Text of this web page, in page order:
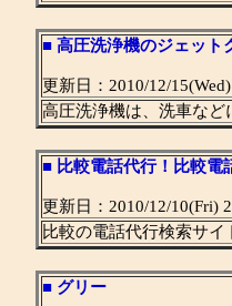
■ 高圧洗浄機のジェット
更新日：2010/12/
高圧洗浄機は、洗車など
■ 比較電話代行！比較電
更新日：2010/12/10(Fri)
比較の電話代行検索サ
■ グリー